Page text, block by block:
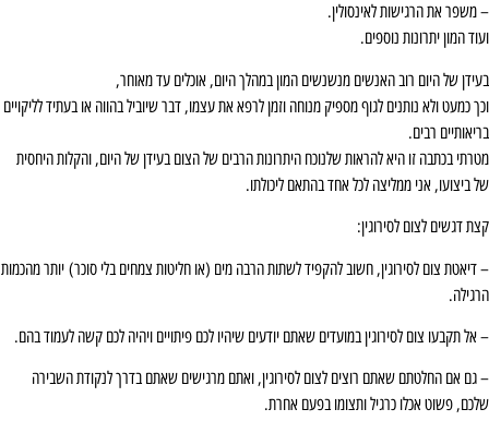
– משפר את הרגישות לאינסולין.
ועוד המון יתרונות נוספים.
בעידן של היום רוב האנשים מנשנשים המון במהלך היום, אוכלים עד מאוחר,
וכך כמעט ולא נותנים לגוף מספיק מנוחה וזמן לרפא את עצמו, דבר שיוביל בהווה או בעתיד לליקויים
בריאותיים רבים.
מטרתי בכתבה זו היא להראות שלנוכח היתרונות הרבים של הצום בעידן של היום, והקלות היחסית
של ביצועו, אני ממליצה לכל אחד בהתאם ליכולתו.
קצת דגשים לצום לסירוגין:
– דיאטת צום לסירוגין, חשוב להקפיד לשתות הרבה מים (או חליטות צמחים בלי סוכר) יותר מהכמות
הרגילה.
– אל תקבעו צום לסירוגין במועדים שאתם יודעים שיהיו לכם פיתויים ויהיה לכם קשה לעמוד בהם.
– גם אם החלטתם שאתם רוצים לצום לסירוגין, ואתם מרגישים שאתם בדרך לנקודת השבירה
שלכם, פשוט אכלו כרגיל ותצומו בפעם אחרת.